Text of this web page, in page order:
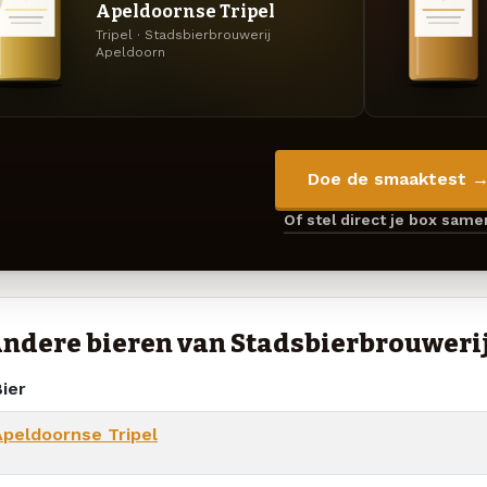
Apeldoornse Tripel
Tripel · Stadsbierbrouwerij
Apeldoorn
Doe de smaaktest →
Of stel direct je box
bieren van
Tripel